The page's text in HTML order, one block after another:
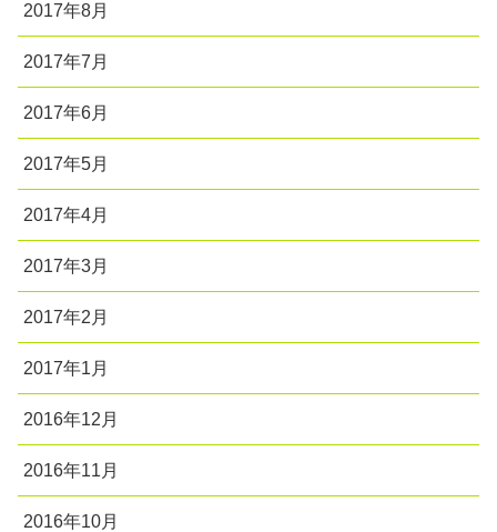
2017年8月
2017年7月
2017年6月
2017年5月
2017年4月
2017年3月
2017年2月
2017年1月
2016年12月
2016年11月
2016年10月